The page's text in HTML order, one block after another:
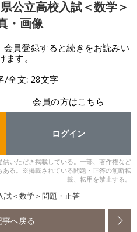
公立高校入試＜数学＞
・画像
員登録すると続きをお読みい
ます。
/全文: 28文字
会員の方はこちら
ログイン
いただき掲載している。一部、著作権など
ある。※掲載されている問題・正答の無断転
載、転用を禁止する。
試＜数学＞問題・正答
事へ戻る